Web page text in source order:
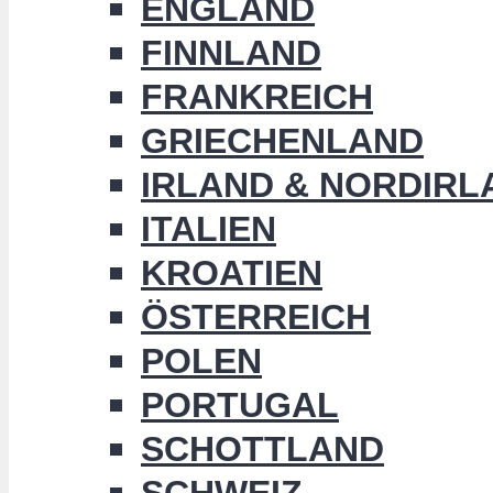
ENGLAND
FINNLAND
FRANKREICH
GRIECHENLAND
IRLAND &
ITALIEN
KROATIEN
ÖSTERREICH
POLEN
PORTUGAL
SCHOTTLAND